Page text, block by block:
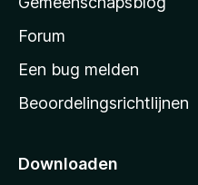
s
s
t
r
p
Forum
Een bug melden
Beoordelingsrichtlijnen
Downloaden